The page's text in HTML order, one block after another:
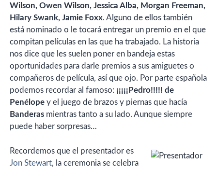
Wilson, Owen Wilson, Jessica Alba, Morgan Freeman,
Hilary Swank, Jamie Foxx. Alguno de ellos también
está nominado o le tocará entregar un premio en el que
compitan películas en las que ha trabajado. La historia
nos dice que les suelen poner en bandeja estas
oportunidades para darle premios a sus amiguetes o
compañeros de película, así que ojo. Por parte española
podemos recordar al famoso: ¡¡¡¡¡Pedro!!!!! de
Penélope y el juego de brazos y piernas que hacía
Banderas mientras tanto a su lado. Aunque siempre
puede haber sorpresas…
Recordemos que el presentador es
Jon Stewart, la ceremonia se celebra